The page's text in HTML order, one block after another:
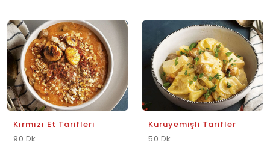
Kırmızı Et Tarifleri
90 Dk
Kuruyemişli Tarifler
50 Dk